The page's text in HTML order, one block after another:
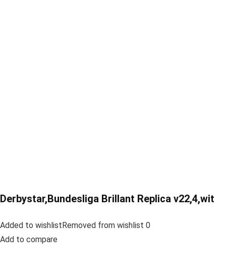
Derbystar,Bundesliga Brillant Replica v22,4,wit
Added to wishlistRemoved from wishlist 0
Add to compare